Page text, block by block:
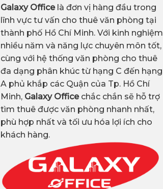
Galaxy Officelà đơn vị hàng đầu trong
lĩnh vực tư vấn cho thuê văn phòng tại
thành phố Hồ Chí Minh. Với kinh nghiệm
nhiều năm và năng lực chuyên môn tốt,
cùng với hệ thống văn phòng cho thuê
đa dạng phân khúc từ hạng C đến hạng
A phủ khắp các Quận của Tp. Hồ Chí
Minh, Galaxy Office chắc chắn sẽ hỗ trợ
tìm thuê được văn phòng nhanh nhất,
phù hợp nhất và tối ưu hóa lợi ích cho
khách hàng.